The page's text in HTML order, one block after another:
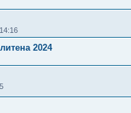
2024